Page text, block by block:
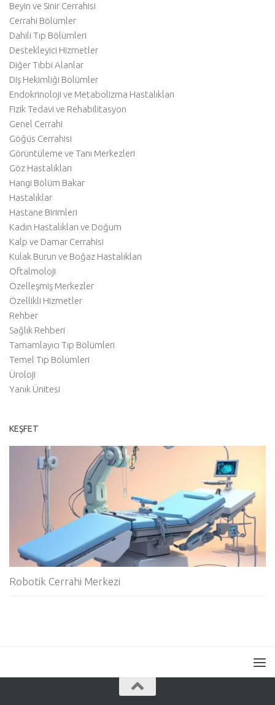
Beyin ve Sinir Cerrahisi
Cerrahi Bölümler
Dahili Tıp Bölümleri
Destekleyici Hizmetler
Diğer Tıbbi Alanlar
Diş Hekimliği Bölümler
Endokrinoloji ve Metabolizma Hastalıkları
Fizik Tedavi ve Rehabilitasyon
Genel Cerrahi
Göğüs Cerrahisi
Görüntüleme ve Tanı Merkezleri
Göz Hastalıkları
Hangi Bölüm Bakar
Hastalıklar
Hastane Birimleri
Kadın Hastalıkları ve Doğum
Kalp ve Damar Cerrahisi
Kulak Burun ve Boğaz Hastalıkları
Oftalmoloji
Özelleşmiş Merkezler
Özellikli Hizmetler
Rehber
Sağlık Rehberi
Tamamlayıcı Tıp Bölümleri
Temel Tıp Bölümleri
Üroloji
Yanık Ünitesi
KEŞFET
Robotik Cerrahi Merkezi